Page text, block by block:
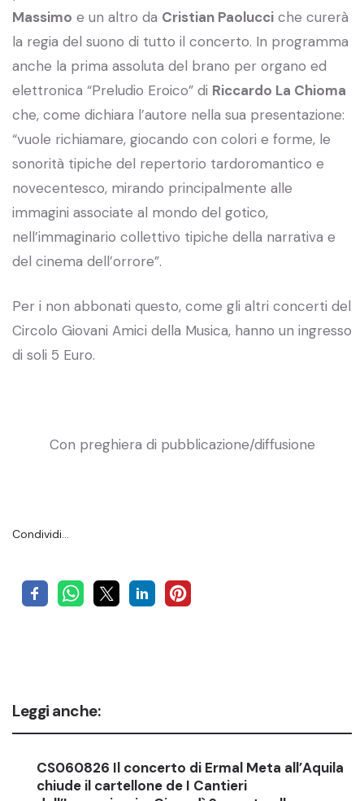
Massimo e un altro da Cristian Paolucci che curerà
la regia del suono di tutto il concerto. In programma
anche la prima assoluta del brano per organo ed
elettronica “Preludio Eroico” di Riccardo La Chioma
che, come dichiara l’autore nella sua presentazione:
“vuole richiamare, giocando con colori e forme, le
sonorità tipiche del repertorio tardoromantico e
novecentesco, mirando principalmente alle
immagini associate al mondo del gotico,
nell’immaginario collettivo tipiche della narrativa e
del cinema dell’orrore”.
Per i non abbonati questo, come gli altri concerti del
Circolo Giovani Amici della Musica, hanno un ingresso
di soli 5 Euro.
Con preghiera di pubblicazione/diffusione
Condividi…
Leggi anche:
CS060826 Il concerto di Ermal Meta all’Aquila
chiude il cartellone de I Cantieri